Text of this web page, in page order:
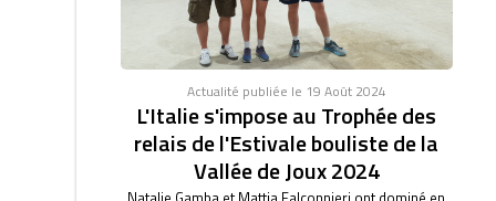
Actualité publiée le 19 Août 2024
L'Italie s'impose au Trophée des
relais de l'Estivale bouliste de la
Vallée de Joux 2024